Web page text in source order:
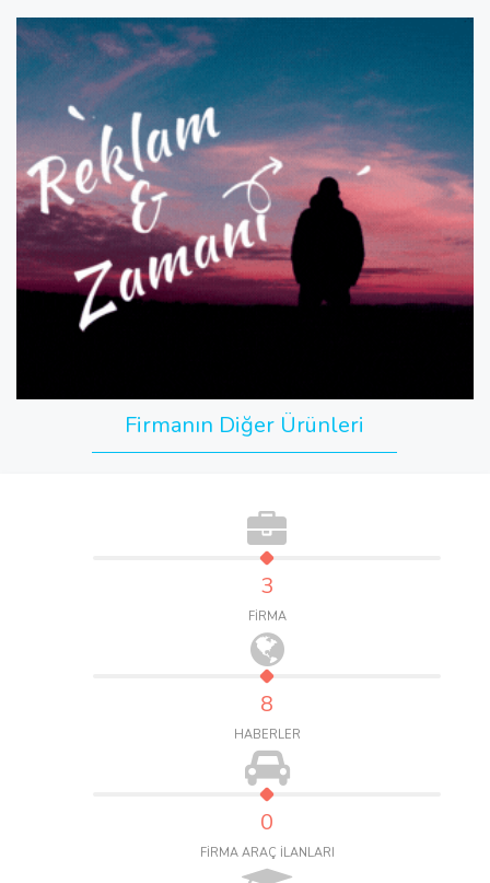
Firmanın Diğer Ürünleri
3
FİRMA
8
HABERLER
0
FİRMA ARAÇ İLANLARI